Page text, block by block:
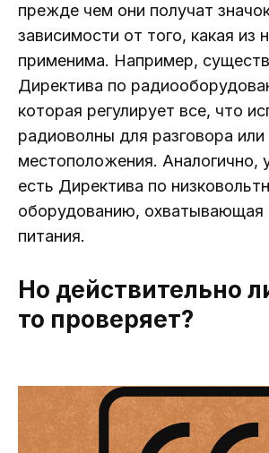
прежде чем они получат
зависимости от того, какая из
применима. Например,
Директива по
которая регулирует все, что
радиоволны для разговора
местоположения. Аналогично,
есть Директива по
оборудованию, охватывающая
питания.
Но действительно
то проверяет?